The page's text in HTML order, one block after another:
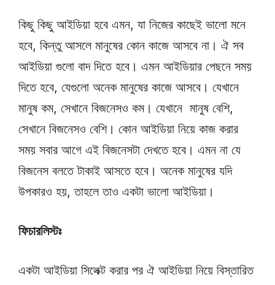
কিছু কিছু আইডিয়া হবে এমন, যা নিজের কাছেই ভালো মনে
হবে, কিন্তু আসলে মানুষের কোন কাজে আসবে না। ঐ সব
আইডিয়া গুলো বাদ দিতে হবে। এমন আইডিয়ার পেছনে সময়
দিতে হবে, যেগুলো অনেক মানুষের কাজে আসবে। যেখানে
মানুষ কম, সেখানে বিজনেসও কম। যেখানে মানুষ বেশি,
সেখানে বিজনেসও বেশি। কোন আইডিয়া নিয়ে কাজ করার
সময় সবার আগে এই বিজনেসটা দেখতে হবে। এমন না যে
বিজনেস বলতে টাকাই আসতে হবে। অনেক মানুষের যদি
উপকারও হয়, তাহলে তাও একটা ভালো আইডিয়া।
ফিচারলিস্টঃ
একটা আইডিয়া সিলেক্ট করার পর ঐ আইডিয়া নিয়ে বিস্তারিত